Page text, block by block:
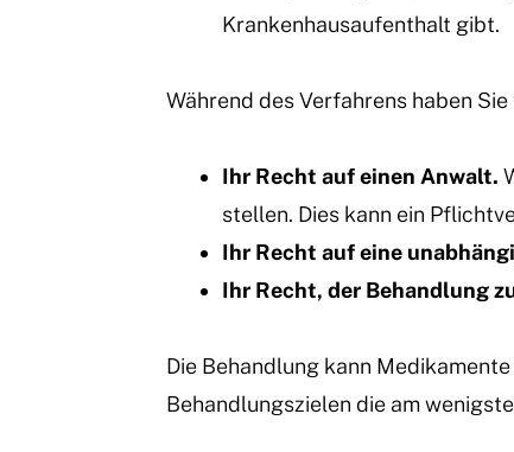
Krankenhausaufenthalt gibt.
Während des Verfahrens haben
Ihr Recht auf einen Anwalt.
stellen. Dies kann ein
Ihr Recht auf eine
Ihr Recht, der Behandlung
Die Behandlung kann
Behandlungszielen die am